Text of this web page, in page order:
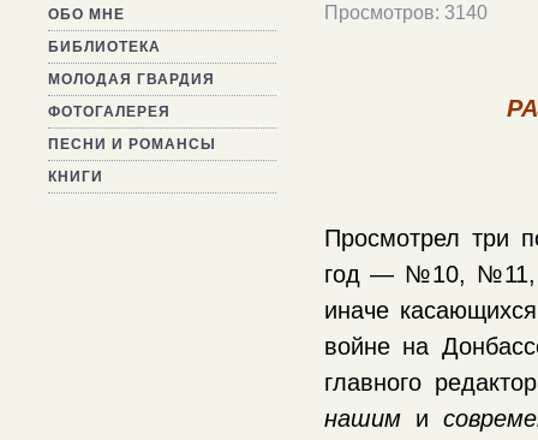
ОБО МНЕ
БИБЛИОТЕКА
МОЛОДАЯ ГВАРДИЯ
ФОТОГАЛЕРЕЯ
ПЕСНИ И РОМАНСЫ
КНИГИ
Просмотров: 3140
Просмотрел три
год — №10, №11,
иначе
войне на
главного
нашим и